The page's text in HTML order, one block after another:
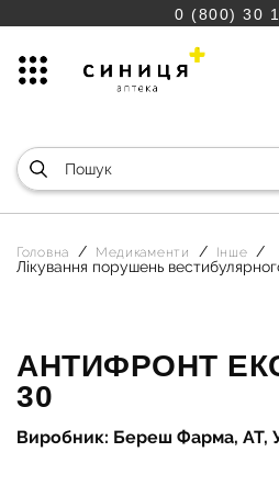
0 (800) 30
Головна Медикаменти Інше
Лікування порушень
АНТИФРОНТ
30
Виробник: Береш Фарма, АТ,